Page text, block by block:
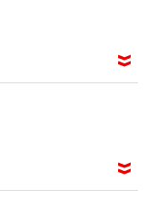
du bunte
Nachbasteln!